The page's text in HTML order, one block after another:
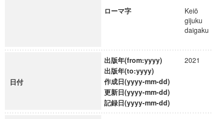
ローマ字
Keiō
gijuku
daigaku
日付
出版年(from:yyyy)
2021
出版年(to:yyyy)
作成日(yyyy-mm-dd)
更新日(yyyy-mm-dd)
記録日(yyyy-mm-dd)